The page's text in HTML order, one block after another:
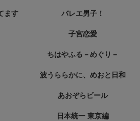
ます バレエ男子！
子宮恋愛
ちはやふる－めぐり－
波うららかに、めおと日和
あおぞらビール
日本統一 東京編